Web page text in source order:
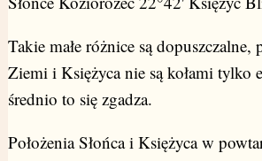
Takie małe różnice są
Ziemi i Księżyca nie są kołami tylko
średnio to się zgadza.
Położenia Słońca i Księżyca w